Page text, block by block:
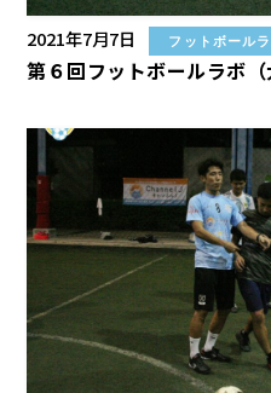
2021年7月7日 フットボールラ
第６回フットボールラボ